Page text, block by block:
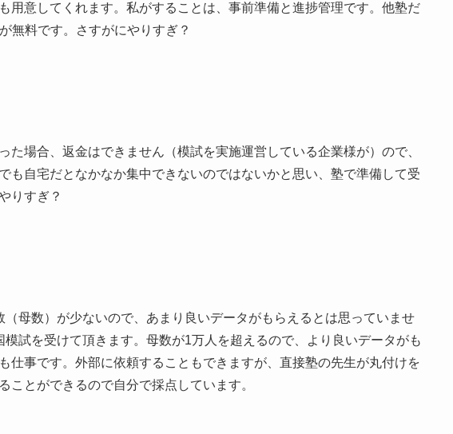
用意してくれます。私がすることは、事前準備と進捗管理です。他塾だ
無料です。さすがにやりすぎ？
た場合、返金はできません（模試を実施運営している企業様が）ので、
も自宅だとなかなか集中できないのではないかと思い、塾で準備して受
りすぎ？
母数）が少ないので、あまり良いデータがもらえるとは思っていませ
試を受けて頂きます。母数が1万人を超えるので、より良いデータがも
仕事です。外部に依頼することもできますが、直接塾の先生が丸付けを
ことができるので自分で採点しています。